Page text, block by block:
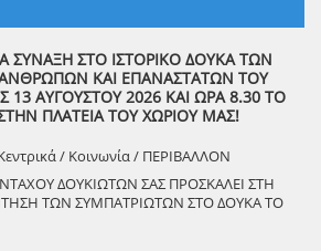
ΣΥΝΑΞΗ ΣΤΟ ΙΣΤΟΡΙΚΟ ΔΟΥΚΑ ΤΩΝ
ΚΑΙ ΕΠΑΝΑΣΤΑΤΩΝ ΤΟΥ
13 ΑΥΓΟΥΣΤΟΥ 2026 ΚΑΙ ΩΡΑ 8.30 ΤΟ
ΠΛΑΤΕΙΑ ΤΟΥ ΧΩΡΙΟΥ ΜΑΣ!
/ Κοινωνία / ΠΕΡΙΒΑΛΛΟΝ
ΔΟΥΚΙΩΤΩΝ ΣΑΣ ΠΡΟΣΚΑΛΕΙ ΣΤΗ
ΤΩΝ ΣΥΜΠΑΤΡΙΩΤΩΝ ΣΤΟ ΔΟΥΚΑ ΤΟ
η δική μας για το ριζιμιό μας και για
μας που πολέμησε με το σπαθί στο χέρι